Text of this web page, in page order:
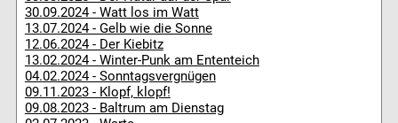
30.09.2024 - Watt los im Watt
13.07.2024 - Gelb wie die Sonne
12.06.2024 - Der Kiebitz
13.02.2024 - Winter-Punk am Ententeich
04.02.2024 - Sonntagsvergnügen
09.11.2023 - Klopf, klopf!
09.08.2023 - Baltrum am Dienstag